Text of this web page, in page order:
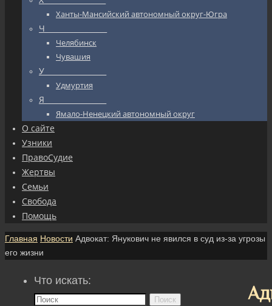
Ханты-Мансийский автономный округ-Югра
Ч_________________
Челябинск
Чувашия
У_________________
Удмуртия
Я_________________
Ямало-Ненецкий автономный округ
О сайте
Узники
ПравоСудие
Жертвы
Семьи
Свобода
Помощь
Главная Новости Адвокат: Янукович не явился в суд из-за угрозы
его жизни
Что искать:
Поиск